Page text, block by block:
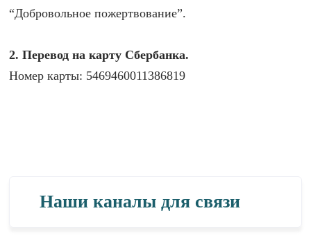
“Добровольное пожертвование”.
2. Перевод на карту Сбербанка.
Номер карты: 5469460011386819
Наши каналы для связи